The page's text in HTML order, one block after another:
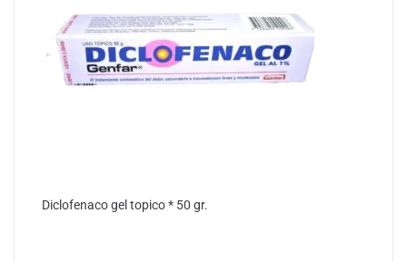
Diclofenaco gel topico * 50 gr.